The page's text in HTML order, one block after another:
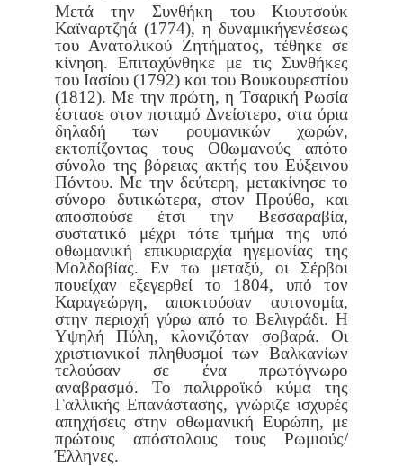
Μετά την Συνθήκη του Κιουτσούκ
Καϊναρτζηά (1774), η δυναμικήγενέσεως
του Ανατολικού Ζητήματος, τέθηκε σε
κίνηση. Επιταχύνθηκε με τις Συνθήκες
του Ιασίου (1792) και του Βουκουρεστίου
(1812). Με την πρώτη, η Τσαρική Ρωσία
έφτασε στον ποταμό Δνείστερο, στα όρια
δηλαδή των ρουμανικών χωρών,
εκτοπίζοντας τους Οθωμανούς απότο
σύνολο της βόρειας ακτής του Εύξεινου
Πόντου. Με την δεύτερη, μετακίνησε το
σύνορο δυτικώτερα, στον Προύθο, και
αποσπούσε έτσιτην Βεσσαραβία,
συστατικό μέχρι τότε τμήμα της υπό
οθωμανική επικυριαρχία ηγεμονίας της
Μολδαβίας. Εν τω μεταξύ, οι Σέρβοι
πουείχαν εξεγερθεί το 1804, υπό τον
Καραγεώργη, αποκτούσαν αυτονομία,
στην περιοχή γύρω από το Βελιγράδι. Η
Υψηλή Πύλη, κλονιζόταν σοβαρά. Οι
χριστιανικοί πληθυσμοί των Βαλκανίων
τελούσαν σε έναπρωτόγνωρο
αναβρασμό. Το παλιρροϊκό κύμα της
Γαλλικής Επανάστασης, γνώριζε ισχυρές
απηχήσεις στην οθωμανική Ευρώπη, με
πρώτους απόστολους τους Ρωμιούς/
Έλληνες.